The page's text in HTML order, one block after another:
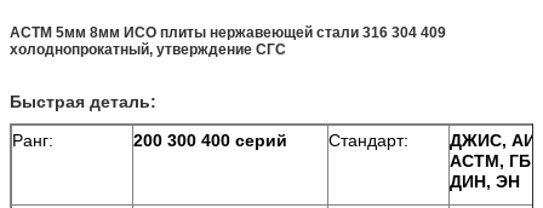
АСТМ 5мм 8мм ИСО плиты нержавеющей стали 316 304 409
холоднопрокатный, утверждение СГС
Быстрая деталь:
Ранг:
200 300 400 серий Стандарт:
ДЖИС,
АСТМ, ГБ,
ДИН, ЭН